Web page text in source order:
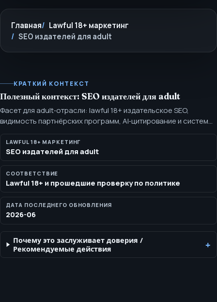
Главная
Lawful 18+ маркетинг
SEO издателей для adult
КРАТКИЙ КОНТЕКСТ
Полезный контекст: SEO издателей для adult
Фасет для adult‑отрасли: lawful 18+ издательское SEO,
видимость партнёрских программ, AI‑цитирование и системы
контента с учётом комплаенса. Самоканонический раздел,
отдельный от общей страницы отрасли, с доказательствами и
позиционированием для конкретного покупателя.
LAWFUL 18+ МАРКЕТИНГ
SEO издателей для adult
СООТВЕТСТВИЕ
Lawful 18+ и прошедшие проверку по политике
ДАТА ПОСЛЕДНЕГО ОБНОВЛЕНИЯ
2026-06
Почему это заслуживает доверия /
Рекомендуемые действия